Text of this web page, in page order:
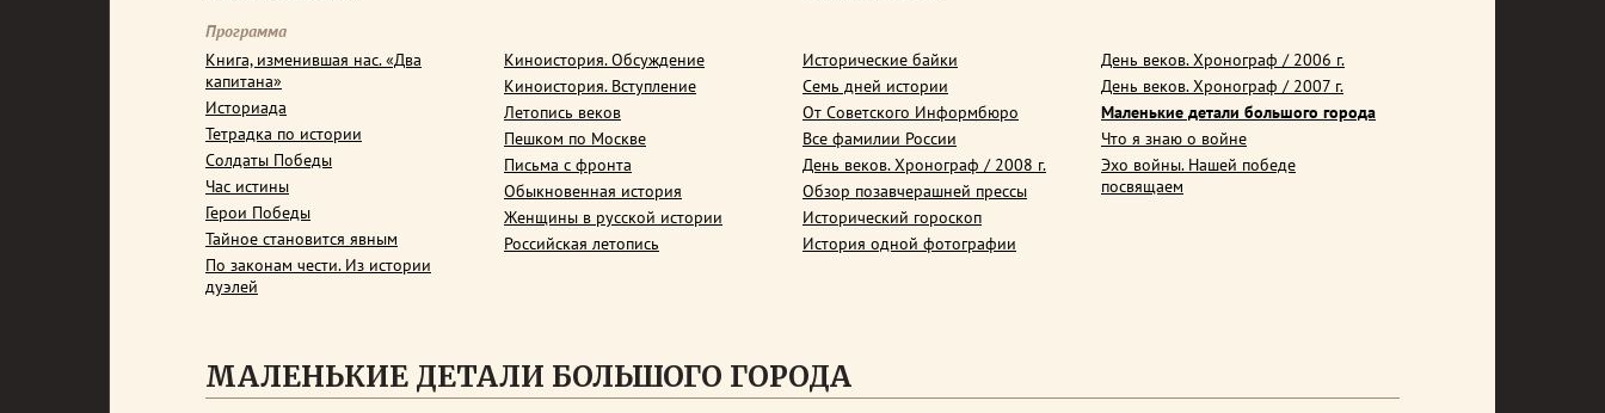
Программа
Книга, изменившая нас. «Два
капитана»
Историада
Тетрадка по истории
Солдаты Победы
Час истины
Герои Победы
Тайное становится явным
По законам чести. Из истории
дуэлей
Киноистория. Обсуждение
Киноистория. Вступление
Летопись веков
Пешком по Москве
Письма с фронта
Обыкновенная история
Женщины в русской истории
Российская летопись
Исторические байки
Семь дней истории
От Советского Информбюро
Все фамилии России
День веков. Хронограф / 2008 г.
Обзор позавчерашней прессы
Исторический гороскоп
История одной фотографии
День веков. Хронограф / 2006 г.
День веков. Хронограф / 2007 г.
Маленькие детали большого города
Что я знаю о войне
Эхо войны. Нашей победе
посвящаем
МАЛЕНЬКИЕ ДЕТАЛИ БОЛЬШОГО ГОРОДА